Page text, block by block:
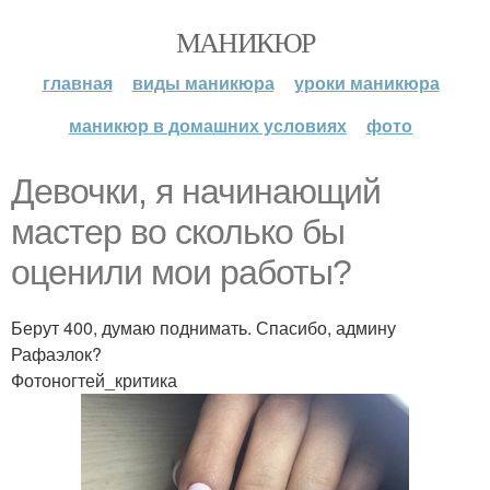
МАНИКЮР
главная виды маникюра
уроки маникюра
маникюр в домашних условиях
фото
Девочки, я начинающий
мастер во сколько бы
оценили мои работы?
Берут 400, думаю поднимать. Спасибо, админу
Рафаэлок?
Фотоногтей_критика